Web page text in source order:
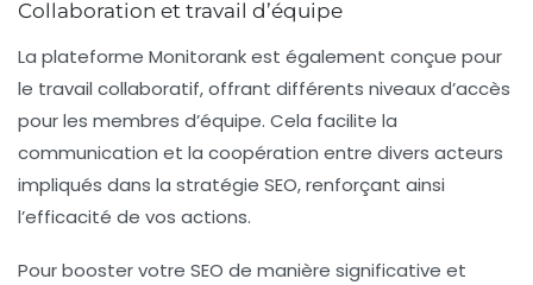
Collaboration et travail d’équipe
La plateforme Monitorank est également conçue pour
le travail collaboratif, offrant différents niveaux d’accès
pour les membres d’équipe. Cela facilite la
communication et la coopération entre divers acteurs
impliqués dans la stratégie SEO, renforçant ainsi
l’efficacité de vos actions.
Pour booster votre SEO de manière significative et